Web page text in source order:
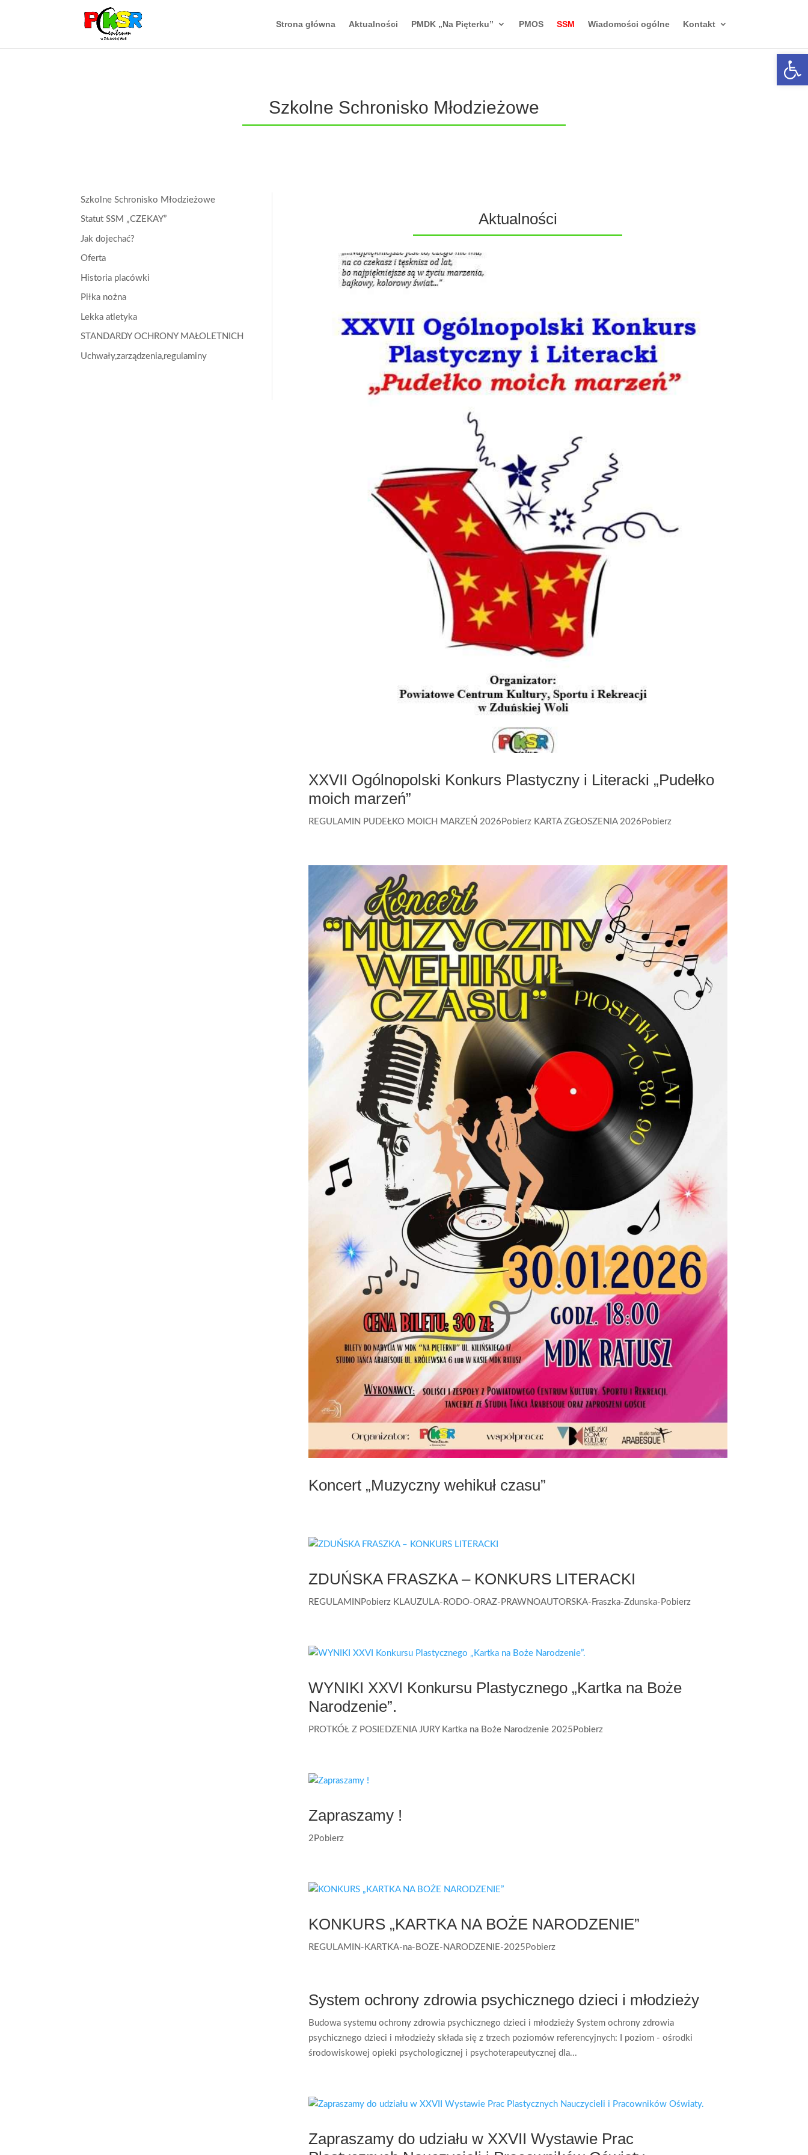
Strona główna Aktualności PMDK „Na Pięterku” PMOS SSM Wiadomości ogólne Kontakt
Szkolne Schronisko Młodzieżowe
Szkolne Schronisko Młodzieżowe
Statut SSM „CZEKAY”
Jak dojechać?
Oferta
Historia placówki
Piłka nożna
Lekka atletyka
STANDARDY OCHRONY MAŁOLETNICH
Uchwały,zarządzenia,regulaminy
Aktualności
XXVII Ogólnopolski Konkurs Plastyczny i Literacki „Pudełko
moich marzeń”
REGULAMIN PUDEŁKO MOICH MARZEŃ 2026Pobierz KARTA ZGŁOSZENIA 2026Pobierz
Koncert „Muzyczny wehikuł czasu”
ZDUŃSKA FRASZKA – KONKURS LITERACKI
REGULAMINPobierz KLAUZULA-RODO-ORAZ-PRAWNOAUTORSKA-Fraszka-Zdunska-Pobierz
WYNIKI XXVI Konkursu Plastycznego „Kartka na Boże
Narodzenie”.
PROTKÓŁ Z POSIEDZENIA JURY Kartka na Boże Narodzenie 2025Pobierz
Zapraszamy !
2Pobierz
KONKURS „KARTKA NA BOŻE NARODZENIE”
REGULAMIN-KARTKA-na-BOZE-NARODZENIE-2025Pobierz
System ochrony zdrowia psychicznego dzieci i młodzieży
Budowa systemu ochrony zdrowia psychicznego dzieci i młodzieży System ochrony zdrowia
psychicznego dzieci i młodzieży składa się z trzech poziomów referencyjnych: I poziom - ośrodki
środowiskowej opieki psychologicznej i psychoterapeutycznej dla...
Zapraszamy do udziału w XXVII Wystawie Prac